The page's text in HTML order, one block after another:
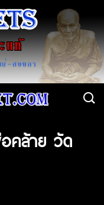
คล้าย วัด